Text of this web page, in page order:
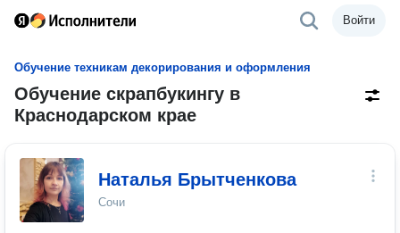
Войти
Обучение техникам декорирования и оформления
Обучение скрапбукингу в
Краснодарском крае
Наталья Брытченкова
Сочи